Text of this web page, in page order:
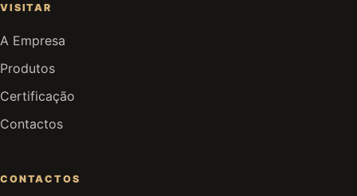
VISITAR
A Empresa
Produtos
Certificação
Contactos
CONTACTOS